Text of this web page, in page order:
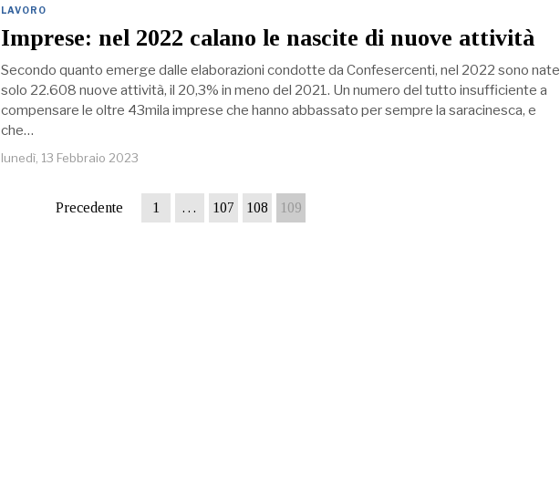
LAVORO
Imprese: nel 2022 calano le nascite di nuove attività
Secondo quanto emerge dalle elaborazioni condotte da Confesercenti, nel 2022 sono nate
solo 22.608 nuove attività, il 20,3% in meno del 2021. Un numero del tutto insufficiente a
compensare le oltre 43mila imprese che hanno abbassato per sempre la saracinesca, e
che…
lunedì, 13 Febbraio 2023
Precedente 1 … 107 108 109